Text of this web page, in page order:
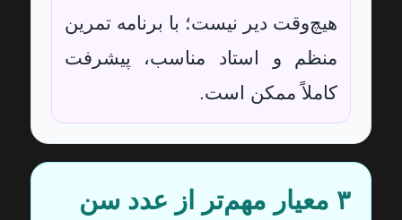
هیچ‌وقت دیر نیست؛ با برنامه تمرین
منظم و استاد مناسب، پیشرفت
کاملاً ممکن است.
۳ معیار مهم‌تر از عدد سن